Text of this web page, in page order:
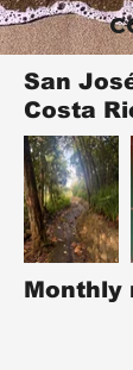
San
Costa
Monthly